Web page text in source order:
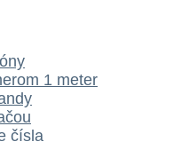
1 meter
čísla